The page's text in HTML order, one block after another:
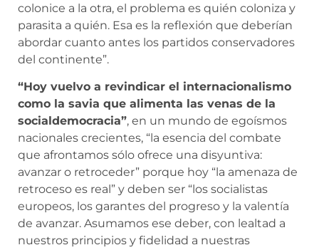
colonice a la otra, el problema es quién coloniza y
parasita a quién. Esa es la reflexión que deberían
abordar cuanto antes los partidos conservadores
del continente”.
“Hoy vuelvo a revindicar el internacionalismo
como la savia que alimenta las venas de la
socialdemocracia”, en un mundo de egoísmos
nacionales crecientes, “la esencia del combate
que afrontamos sólo ofrece una disyuntiva:
avanzar o retroceder” porque hoy “la amenaza de
retroceso es real” y deben ser “los socialistas
europeos, los garantes del progreso y la valentía
de avanzar. Asumamos ese deber, con lealtad a
nuestros principios y fidelidad a nuestras